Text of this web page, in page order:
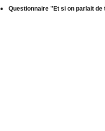
Questionnaire "Et si on parlait de